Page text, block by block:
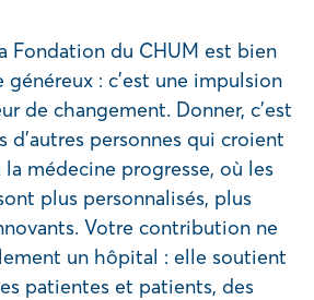
Fondation du CHUM est bien
généreux : c’est une impulsion
de changement. Donner, c’est
d’autres personnes qui croient
médecine progresse, où les
plus personnalisés, plus
Votre contribution ne
un hôpital : elle soutient
patientes et patients, des